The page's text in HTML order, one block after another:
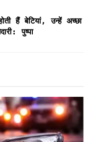
हैं बेटियां, उन्हें अच्छा
पुष्पा